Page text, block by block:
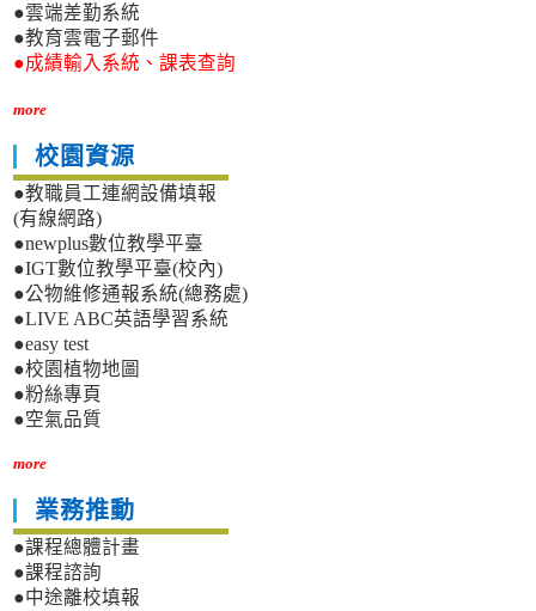
●雲端差勤系統
●教育雲電子郵件
●成績輸入系統、課表查詢
more
校園資源
●教職員工連網設備填報
(有線網路)
●newplus數位教學平臺
●IGT數位教學平臺(校內)
●公物維修通報系統(總務處)
●LIVE ABC英語學習系統
●easy test
●校園植物地圖
●粉絲專頁
●空氣品質
more
業務推動
●課程總體計畫
●課程諮詢
●中途離校填報